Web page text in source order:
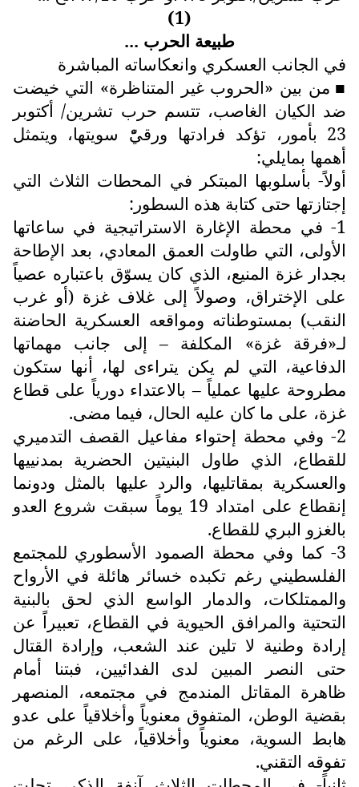
(1)
طبيعة الحرب ...
في الجانب العسكري وانعكاساته المباشرة
■ من بين «الحروب غير المتناظرة» التي خيضت
ضد الكيان الغاصب، تتسم حرب تشرين/ أكتوبر
23 بأمور، تؤكد فرادتها ورقيّْ سويتها، ويتمثل
أهمها بمايلي:
أولاً- بأسلوبها المبتكر في المحطات الثلاث التي
إجتازتها حتى كتابة هذه السطور:
1- في محطة الإغارة الاستراتيجية في ساعاتها
الأولى، التي طاولت العمق المعادي، بعد الإطاحة
بجدار غزة المنيع، الذي كان يسوّق باعتباره عصياً
على الإختراق، وصولاً إلى غلاف غزة (أو غرب
النقب) بمستوطناته ومواقعه العسكرية الحاضنة
لـ«فرقة غزة» المكلفة – إلى جانب مهماتها
الدفاعية، التي لم يكن يتراءى لها، أنها ستكون
مطروحة عليها عملياً – بالاعتداء دورياً على قطاع
غزة، على ما كان عليه الحال، فيما مضى.
2- وفي محطة إحتواء مفاعيل القصف التدميري
للقطاع، الذي طاول البنيتين الحضرية بمدنييها
والعسكرية بمقاتليها، والرد عليها بالمثل ودونما
إنقطاع على امتداد 19 يوماً سبقت شروع العدو
بالغزو البري للقطاع.
3- كما وفي محطة الصمود الأسطوري للمجتمع
الفلسطيني رغم تكبده خسائر هائلة في الأرواح
والممتلكات، والدمار الواسع الذي لحق بالبنية
التحتية والمرافق الحيوية في القطاع، تعبيراً عن
إرادة وطنية لا تلين عند الشعب، وإرادة القتال
حتى النصر المبين لدى الفدائيين، فبتنا أمام
ظاهرة المقاتل المندمج في مجتمعه، المنصهر
بقضية الوطن، المتفوق معنوياً وأخلاقياً على عدو
هابط السوية، معنوياً وأخلاقياً، على الرغم من
تفوقه التقني.